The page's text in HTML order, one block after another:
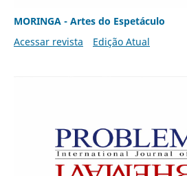
MORINGA - Artes do Espetáculo
Acessar revista
Edição Atual